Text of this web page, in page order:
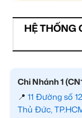
HỆ THỐNG
Chi Nhánh 1
📍 11 Đường số
Thủ Đức,